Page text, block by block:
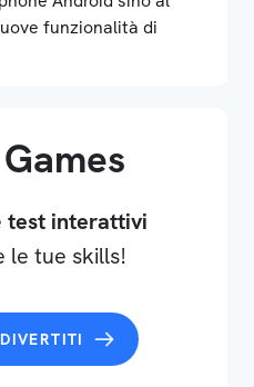
funzionalità di
test interattivi
le tue skills!